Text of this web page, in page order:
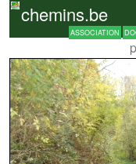
chemins.be
ASSOCIATION